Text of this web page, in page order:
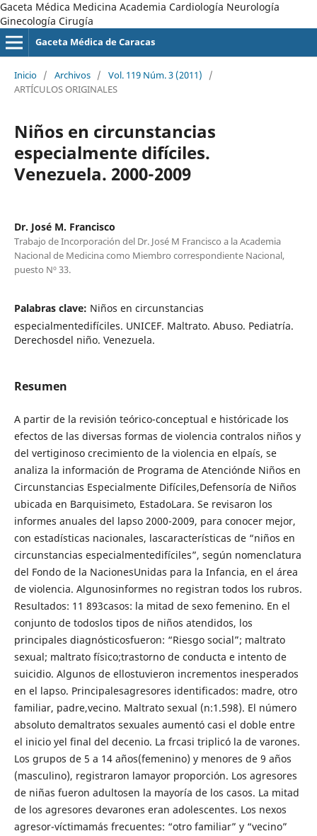
Gaceta Médica Medicina Academia Cardiología Neurología
Ginecología Cirugía
Gaceta Médica de Caracas
Inicio / Archivos / Vol. 119 Núm. 3 (2011)
/
ARTÍCULOS ORIGINALES
Niños en circunstancias
especialmente difíciles.
Venezuela. 2000-2009
Dr. José M. Francisco
Trabajo de Incorporación del Dr. José M Francisco a la Academia
Nacional de Medicina como Miembro correspondiente Nacional,
puesto Nº 33.
Palabras clave: Niños en circunstancias
especialmentedifíciles. UNICEF. Maltrato. Abuso. Pediatría.
Derechosdel niño. Venezuela.
Resumen
A partir de la revisión teórico-conceptual e históricade los
efectos de las diversas formas de violencia contralos niños y
del vertiginoso crecimiento de la violencia en elpaís, se
analiza la información de Programa de Atenciónde Niños en
Circunstancias Especialmente Difíciles,Defensoría de Niños
ubicada en Barquisimeto, EstadoLara. Se revisaron los
informes anuales del lapso 2000-2009, para conocer mejor,
con estadísticas nacionales, lascaracterísticas de “niños en
circunstancias especialmentedifíciles”, según nomenclatura
del Fondo de la NacionesUnidas para la Infancia, en el área
de violencia. Algunosinformes no registran todos los rubros.
Resultados: 11 893casos: la mitad de sexo femenino. En el
conjunto de todoslos tipos de niños atendidos, los
principales diagnósticosfueron: “Riesgo social”; maltrato
sexual; maltrato físico;trastorno de conducta e intento de
suicidio. Algunos de ellostuvieron incrementos inesperados
en el lapso. Principalesagresores identificados: madre, otro
familiar, padre,vecino. Maltrato sexual (n:1.598). El número
absoluto demaltratos sexuales aumentó casi el doble entre
el inicio yel final del decenio. La frcasi triplicó la de varones.
Los grupos de 5 a 14 años(femenino) y menores de 9 años
(masculino), registraron lamayor proporción. Los agresores
de niñas fueron adultosen la mayoría de los casos. La mitad
de los agresores devarones eran adolescentes. Los nexos
agresor-víctimamás frecuentes: “otro familiar” y “vecino”